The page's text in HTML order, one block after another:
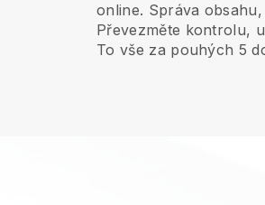
online. Správa
Převezměte kontrolu,
To vše za pouhých 5